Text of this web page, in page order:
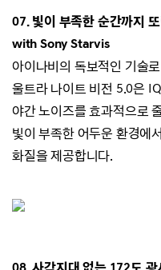
07. 빛이 부족한 순간까지
with Sony Starvis
아이나비의 독보적인 기술
울트라 나이트 비전 5.0은
야간 노이즈를 효과적으로
빛이 부족한 어두운 환경에
화질을 제공합니다.